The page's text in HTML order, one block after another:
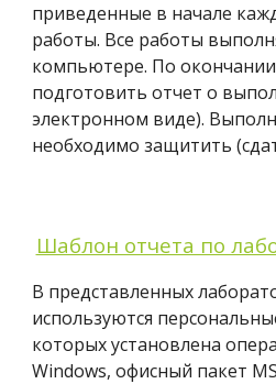
приведенные в начале
работы. Все работы
компьютере. По окончании
подготовить отчет о
электронном виде).
необходимо защитить
Шаблон отчета по
В представленных
используются
которых установлена
Windows, офисный пакет